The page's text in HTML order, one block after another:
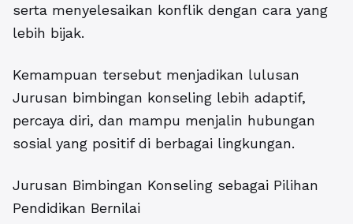
serta menyelesaikan konflik dengan cara yang
lebih bijak.
Kemampuan tersebut menjadikan lulusan
Jurusan bimbingan konseling lebih adaptif,
percaya diri, dan mampu menjalin hubungan
sosial yang positif di berbagai lingkungan.
Jurusan Bimbingan Konseling sebagai Pilihan
Pendidikan Bernilai